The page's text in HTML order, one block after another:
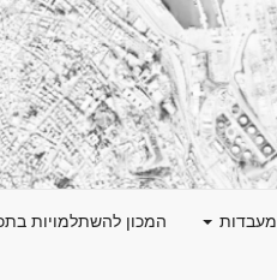
מעבדות המכון להשתלמויות